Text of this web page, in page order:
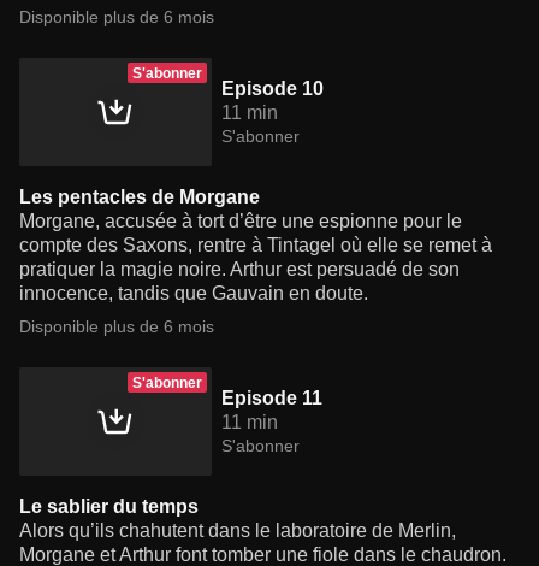
Disponible plus de 6 mois
S'abonner
Episode 10
11 min
S'abonner
Les pentacles de Morgane
Morgane, accusée à tort d’être une espionne pour le
compte des Saxons, rentre à Tintagel où elle se remet à
pratiquer la magie noire. Arthur est persuadé de son
innocence, tandis que Gauvain en doute.
Disponible plus de 6 mois
S'abonner
Episode 11
11 min
S'abonner
Le sablier du temps
Alors qu’ils chahutent dans le laboratoire de Merlin,
Morgane et Arthur font tomber une fiole dans le chaudron.